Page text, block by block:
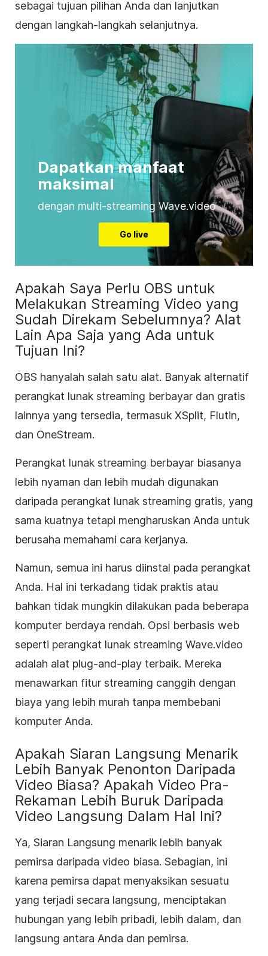
sebagai tujuan pilihan Anda dan lanjutkan
dengan langkah-langkah selanjutnya.
Dapatkan manfaat
maksimal
dengan multi-streaming Wave.video
Go live
Apakah Saya Perlu OBS untuk
Melakukan Streaming Video yang
Sudah Direkam Sebelumnya? Alat
Lain Apa Saja yang Ada untuk
Tujuan Ini?
OBS hanyalah salah satu alat. Banyak alternatif
perangkat lunak streaming berbayar dan gratis
lainnya yang tersedia, termasuk XSplit, Flutin,
dan OneStream.
Perangkat lunak streaming berbayar biasanya
lebih nyaman dan lebih mudah digunakan
daripada perangkat lunak streaming gratis, yang
sama kuatnya tetapi mengharuskan Anda untuk
berusaha memahami cara kerjanya.
Namun, semua ini harus diinstal pada perangkat
Anda. Hal ini terkadang tidak praktis atau
bahkan tidak mungkin dilakukan pada beberapa
komputer berdaya rendah. Opsi berbasis web
seperti perangkat lunak streaming Wave.video
adalah alat plug-and-play terbaik. Mereka
menawarkan fitur streaming canggih dengan
biaya yang lebih murah tanpa membebani
komputer Anda.
Apakah Siaran Langsung Menarik
Lebih Banyak Penonton Daripada
Video Biasa? Apakah Video Pra-
Rekaman Lebih Buruk Daripada
Video Langsung Dalam Hal Ini?
Ya, Siaran Langsung menarik lebih banyak
pemirsa daripada video biasa. Sebagian, ini
karena pemirsa dapat menyaksikan sesuatu
yang terjadi secara langsung, menciptakan
hubungan yang lebih pribadi, lebih dalam, dan
langsung antara Anda dan pemirsa.